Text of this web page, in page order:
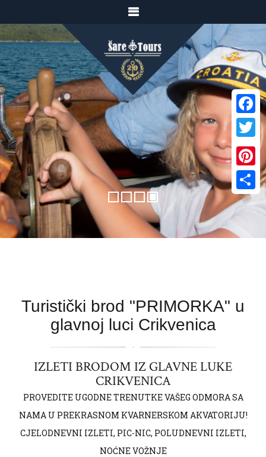
Turistički brod "PRIMORKA" u
glavnoj luci Crikvenica
IZLETI BRODOM IZ GLAVNE LUKE
CRIKVENICA
PROVEDITE UGODNE TRENUTKE VAŠEG ODMORA SA
NAMA U PREKRASNOM KVARNERSKOM AKVATORIJU!
CJELODNEVNI IZLETI, PIC-NIC, POLUDNEVNI IZLETI,
NOĆNE VOŽNJE
Facebook
Twitter
Pinterest
Share